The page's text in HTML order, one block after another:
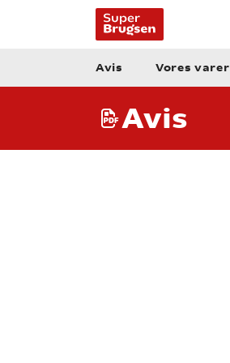
Avis Vores varer
Avis